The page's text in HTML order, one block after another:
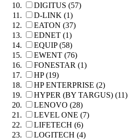
DIGITUS (57)
D-LINK (1)
EATON (37)
EDNET (1)
EQUIP (58)
EWENT (76)
FONESTAR (1)
HP (19)
HP ENTERPRISE (2)
HYPER (BY TARGUS) (11)
LENOVO (28)
LEVEL ONE (7)
LIFETECH (6)
LOGITECH (4)